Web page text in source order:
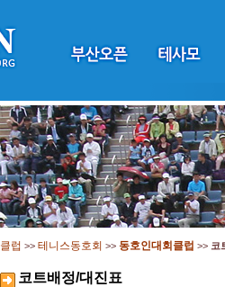
클럽 >> 테니스동호회 >> 동호인대회클럽 >> 코
코트배정/대진표